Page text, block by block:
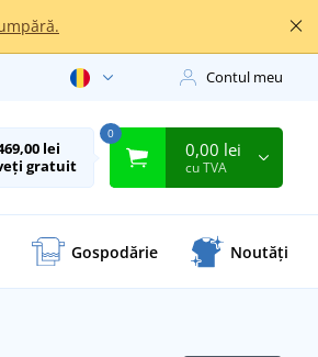
Contul meu
lei
gratuit
0
0,00 lei
cu TVA
Gospodărie Noutăți